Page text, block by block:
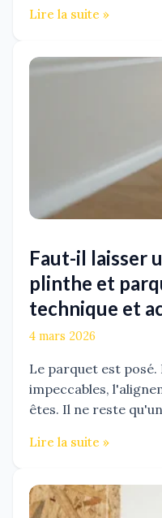
Lire la suite »
Faut-il laisser
plinthe et
technique et
4 mars 2026
Le parquet est posé.
impeccables,
êtes. Il ne reste
Lire la suite »